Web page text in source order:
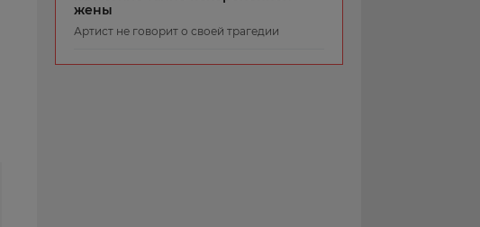
жены
Артист не говорит о своей трагедии